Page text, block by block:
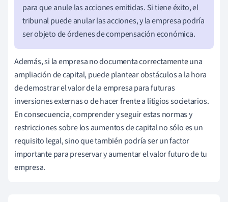
para que anule las acciones emitidas. Si tiene éxito, el
tribunal puede anular las acciones, y la empresa podría
ser objeto de órdenes de compensación económica.
Además, si la empresa no documenta correctamente una
ampliación de capital, puede plantear obstáculos a la hora
de demostrar el valor de la empresa para futuras
inversiones externas o de hacer frente a litigios societarios.
En consecuencia, comprender y seguir estas normas y
restricciones sobre los aumentos de capital no sólo es un
requisito legal, sino que también podría ser un factor
importante para preservar y aumentar el valor futuro de tu
empresa.